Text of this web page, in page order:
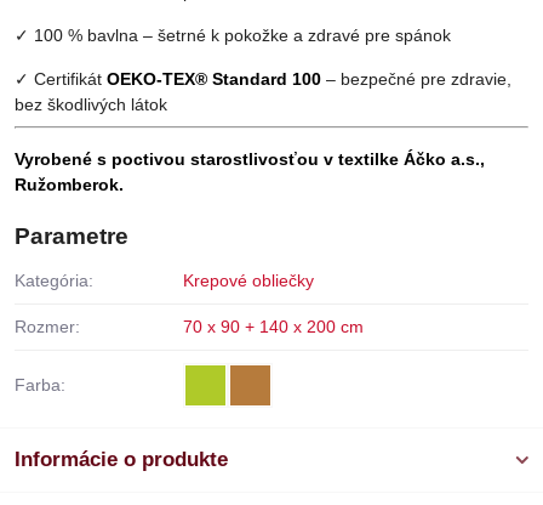
✓ 100 % bavlna – šetrné k pokožke a zdravé pre spánok
✓ Certifikát OEKO-TEX® Standard 100 – bezpečné pre zdravie,
bez škodlivých látok
Vyrobené s poctivou starostlivosťou v textilke Áčko a.s.,
Ružomberok.
Parametre
Kategória: Krepové obliečky
Rozmer: 70 x 90 + 140 x 200 cm
Farba:
Informácie o produkte